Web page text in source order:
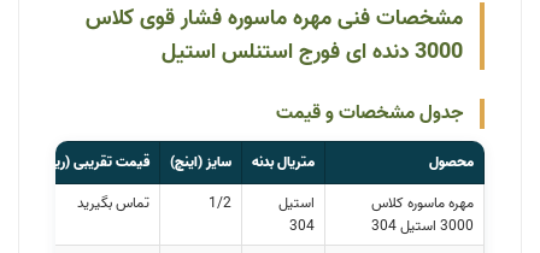
مشخصات فنی مهره ماسوره فشار قوی کلاس
3000 دنده ای فورج استنلس استیل
جدول مشخصات و قیمت
محصول متریال بدنه سایز (اینچ)
قیمت تقریبی (ریال)
مهره ماسوره کلاس
3000 استیل 304
استیل
304
1/2 تماس بگیرید